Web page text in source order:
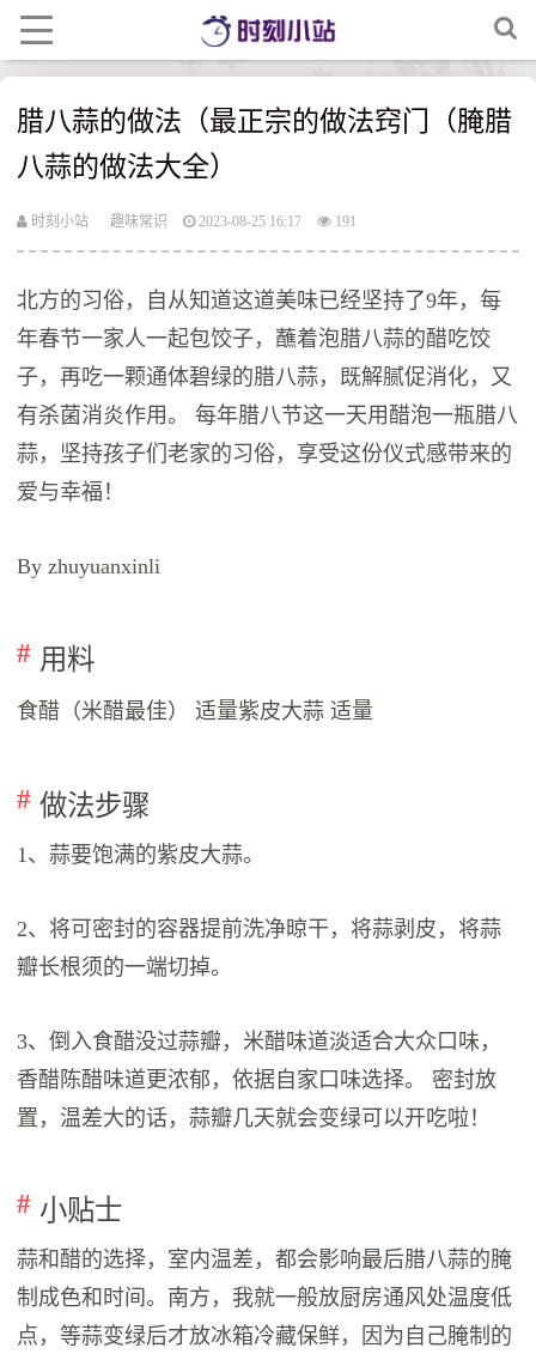
腊八蒜的做法（最正宗的做法窍门（腌腊
八蒜的做法大全）
时刻小站 趣味常识 2023-08-25 16:17 191
北方的习俗，自从知道这道美味已经坚持了9年，每
年春节一家人一起包饺子，蘸着泡腊八蒜的醋吃饺
子，再吃一颗通体碧绿的腊八蒜，既解腻促消化，又
有杀菌消炎作用。 每年腊八节这一天用醋泡一瓶腊八
蒜，坚持孩子们老家的习俗，享受这份仪式感带来的
爱与幸福！
By zhuyuanxinli
用料
食醋（米醋最佳） 适量紫皮大蒜 适量
做法步骤
1、蒜要饱满的紫皮大蒜。
2、将可密封的容器提前洗净晾干，将蒜剥皮，将蒜
瓣长根须的一端切掉。
3、倒入食醋没过蒜瓣，米醋味道淡适合大众口味，
香醋陈醋味道更浓郁，依据自家口味选择。 密封放
置，温差大的话，蒜瓣几天就会变绿可以开吃啦！
小贴士
蒜和醋的选择，室内温差，都会影响最后腊八蒜的腌
制成色和时间。南方，我就一般放厨房通风处温度低
点，等蒜变绿后才放冰箱冷藏保鲜，因为自己腌制的